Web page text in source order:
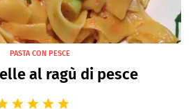
PASTA CON PESCE
al ragù di pesce